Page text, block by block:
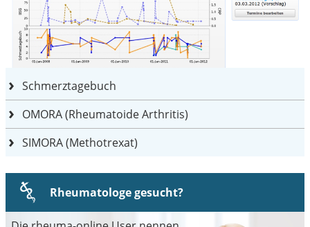
Schmerztagebuch
OMORA (Rheumatoide Arthritis)
SIMORA (Methotrexat)
Rheumatologe gesucht?